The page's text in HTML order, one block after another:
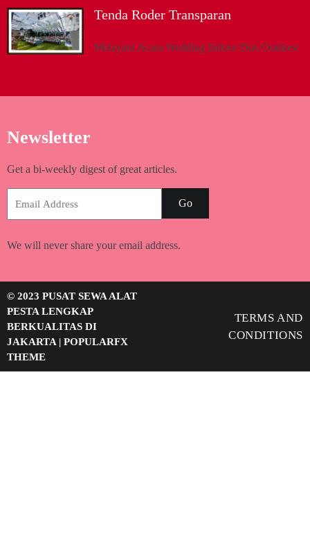
Tenda Roder Transparan
Melayani Acara Wedding Indoor Dan Outdoor
Newsletter
Get a bi-weekly digest of great articles.
Go
We will never share your email address.
© 2023 PUSAT SEWA ALAT
PESTA LENGKAP
BERKUALITAS DI
JAKARTA | POPULARFX
THEME
TERMS AND
CONDITIONS